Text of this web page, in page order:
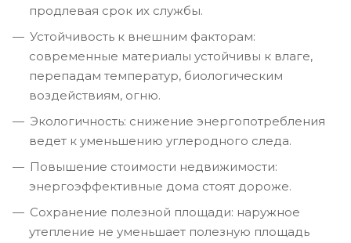
продлевая срок их службы.
Устойчивость к внешним факторам:
современные материалы устойчивы к влаге,
перепадам температур, биологическим
воздействиям, огню.
Экологичность: снижение энергопотребления
ведет к уменьшению углеродного следа.
Повышение стоимости недвижимости:
энергоэффективные дома стоят дороже.
Сохранение полезной площади: наружное
утепление не уменьшает полезную площадь